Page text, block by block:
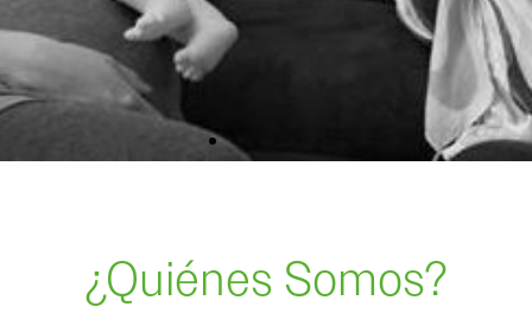
SOLA.
¿Quiénes Somos?